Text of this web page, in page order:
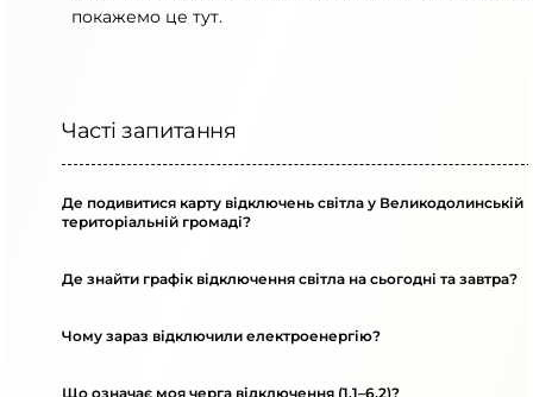
покажемо це тут.
Часті запитання
Де подивитися карту відключень світла у Великодолинській
територіальній громаді?
Де знайти графік відключення світла на сьогодні та завтра?
Чому зараз відключили електроенергію?
Що означає моя черга відключення (1.1–6.2)?